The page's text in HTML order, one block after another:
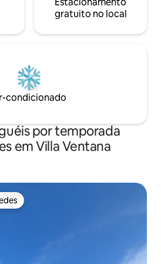
gratuito no local
condicionado
por temporada
em Villa Ventana
dos hóspedes